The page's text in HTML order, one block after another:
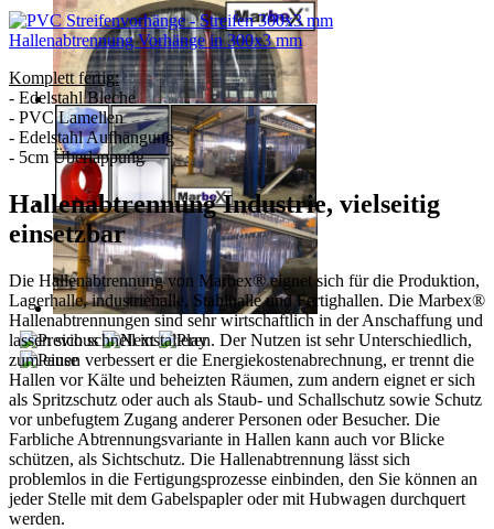
Hallenabtrennung Vorhänge in 300x3 mm
Komplett fertig:
- Edelstahl Bleche
- PVC Lamellen
- Edelstahl Aufhängung
- 5cm Überlappung
Hallenabtrennung Industrie, vielseitig
einsetzbar
Die Hallenabtrennung von Marbex® eignet sich für die Produktion,
Lagerhalle, industriehalle, Stahlhalle und Fertighallen. Die Marbex®
Hallenabtrennungen sind sehr wirtschaftlich in der Anschaffung und
lassen sich schnell instalieren. Der Nutzen ist sehr Unterschiedlich,
zum einen verbessert er die Energiekostenabrechnung, er trennt die
Hallen vor Kälte und beheizten Räumen, zum andern eignet er sich
als Spritzschutz oder auch als Staub- und Schallschutz sowie Schutz
vor unbefugtem Zugang anderer Personen oder Besucher. Die
Farbliche Abtrennungsvariante in Hallen kann auch vor Blicke
schützen, als Sichtschutz. Die Hallenabtrennung lässt sich
problemlos in die Fertigungsprozesse einbinden, den Sie können an
jeder Stelle mit dem Gabelspapler oder mit Hubwagen durchquert
werden.